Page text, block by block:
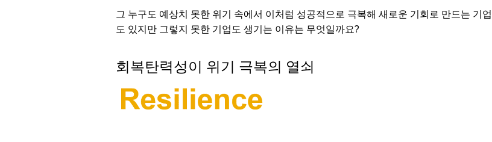
그 누구도 예상치 못한 위기 속에서 이처럼 성공적으로 극복해 새로운 기회로 만드는 기업
도 있지만 그렇지 못한 기업도 생기는 이유는 무엇일까요?
회복탄력성이 위기 극복의 열쇠